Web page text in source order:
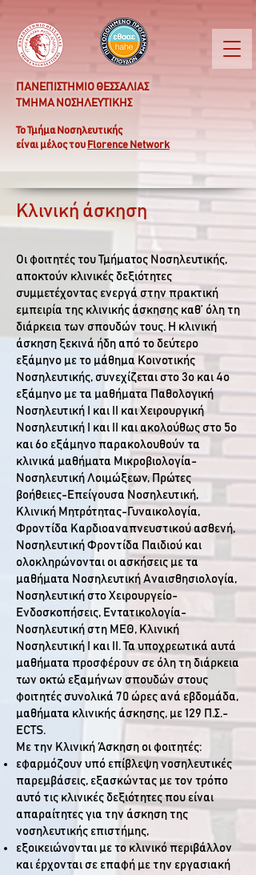
ΠΑΝΕΠΙΣΤΗΜΙΟ ΘΕΣΣΑΛΙΑΣ
ΤΜΗΜΑ ΝΟΣΗΛΕΥΤΙΚΗΣ
Το Τμήμα Νοσηλευτικής
είναι μέλος του Florence Network
Κλινική άσκηση
Οι φοιτητές του Τμήματος Νοσηλευτικής,
αποκτούν κλινικές δεξιότητες
συμμετέχοντας ενεργά στην πρακτική
εμπειρία της κλινικής άσκησης καθ’ όλη τη
διάρκεια των σπουδών τους. Η κλινική
άσκηση ξεκινά ήδη από το δεύτερο
εξάμηνο με το μάθημα Κοινοτικής
Νοσηλευτικής, συνεχίζεται στο 3ο και 4ο
εξάμηνο με τα μαθήματα Παθολογική
Νοσηλευτική Ι και ΙΙ και Χειρουργική
Νοσηλευτική Ι και ΙΙ και ακολούθως στο 5ο
και 6ο εξάμηνο παρακολουθούν τα
κλινικά μαθήματα Μικροβιολογία-
Νοσηλευτική Λοιμώξεων, Πρώτες
βοήθειες-Επείγουσα Νοσηλευτική,
Κλινική Μητρότητας-Γυναικολογία,
Φροντίδα Καρδιοαναπνευστικού ασθενή,
Νοσηλευτική Φροντίδα Παιδιού και
ολοκληρώνονται οι ασκήσεις με τα
μαθήματα Νοσηλευτική Αναισθησιολογία,
Νοσηλευτική στο Χειρουργείο-
Ενδοσκοπήσεις, Εντατικολογία-
Νοσηλευτική στη ΜΕΘ, Κλινική
Νοσηλευτική Ι και ΙΙ. Τα υποχρεωτικά αυτά
μαθήματα προσφέρουν σε όλη τη διάρκεια
των οκτώ εξαμήνων σπουδών στους
φοιτητές συνολικά 70 ώρες ανά εβδομάδα,
μαθήματα κλινικής άσκησης, με 129 Π.Σ.-
ECTS.
Με την Κλινική Άσκηση οι φοιτητές:
εφαρμόζουν υπό επίβλεψη νοσηλευτικές
παρεμβάσεις, εξασκώντας με τον τρόπο
αυτό τις κλινικές δεξιότητες που είναι
απαραίτητες για την άσκηση της
νοσηλευτικής επιστήμης,
εξοικειώνονται με το κλινικό περιβάλλον
και έρχονται σε επαφή με την εργασιακή